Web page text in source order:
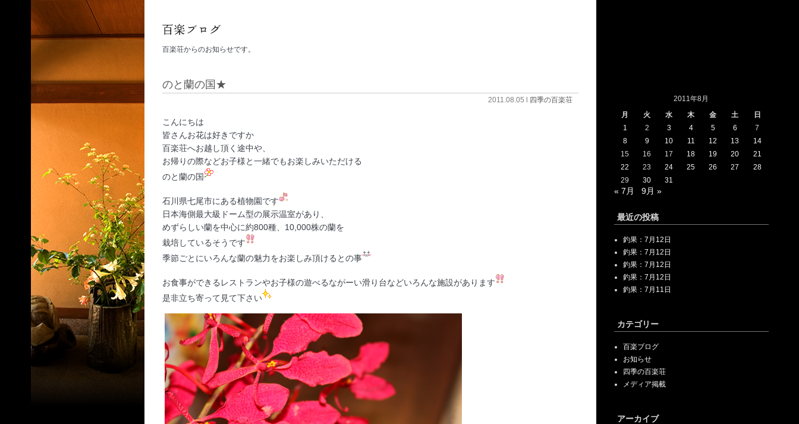
百楽荘からのお知らせです。
のと蘭の国★
2011.08.05 l 四季の百楽荘
こんにちは
皆さんお花は好きですか
百楽荘へお越し頂く途中や、
お帰りの際などお子様と一緒でもお楽しみいただける
のと蘭の国
石川県七尾市にある植物園です
日本海側最大級ドーム型の展示温室があり、
めずらしい蘭を中心に約800種、10,000株の蘭を
栽培しているそうです
季節ごとにいろんな蘭の魅力をお楽しみ頂けるとの事
お食事ができるレストランやお子様の遊べるながーい滑り台などいろんな施設があります
是非立ち寄って見て下さい
2011年8月
月
火 水 木 金 土
日
1
2 3 4 5 6
7
8
9 10 11 12 13
14
15
16 17 18 19 20
21
22
23 24 25 26 27
28
29
30 31
« 7月 9月 »
最近の投稿
釣果：7月12日
釣果：7月12日
釣果：7月12日
釣果：7月12日
釣果：7月11日
カテゴリー
百楽ブログ
お知らせ
四季の百楽荘
メディア掲載
アーカイブ